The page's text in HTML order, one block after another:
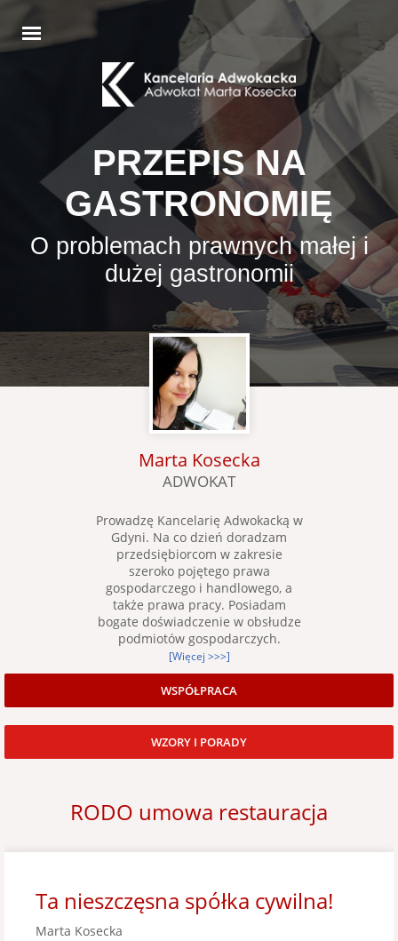
PRZEPIS NA
GASTRONOMIĘ
O problemach prawnych małej i
dużej gastronomii
Marta Kosecka
ADWOKAT
Prowadzę Kancelarię Adwokacką w
Gdyni. Na co dzień doradzam
przedsiębiorcom w zakresie
szeroko pojętego prawa
gospodarczego i handlowego, a
także prawa pracy. Posiadam
bogate doświadczenie w obsłudze
podmiotów gospodarczych.
[Więcej >>>]
WSPÓŁPRACA
WZORY I PORADY
RODO umowa restauracja
Ta nieszczęsna spółka cywilna!
Marta Kosecka